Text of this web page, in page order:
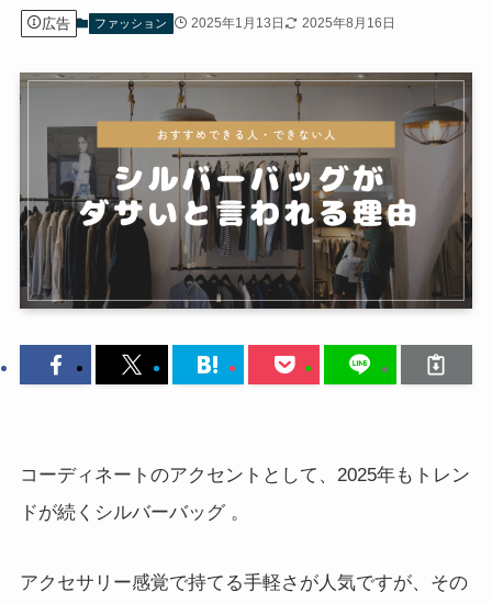
広告 ファッション 2025年1月13日 2025年8月16日
コーディネートのアクセントとして、2025年もトレン
ドが続くシルバーバッグ 。
アクセサリー感覚で持てる手軽さが人気ですが、その